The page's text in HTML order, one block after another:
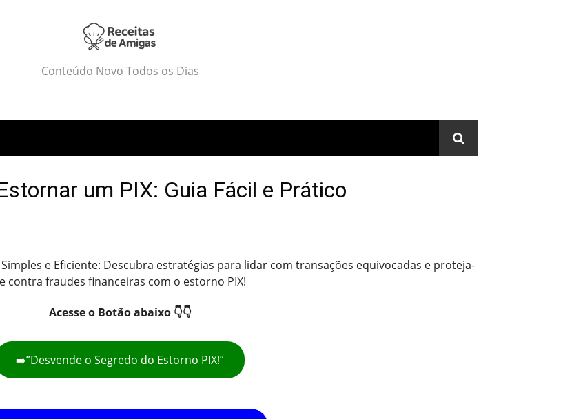
Conteúdo Novo Todos os Dias
um PIX: Guia Fácil e Prático
e Eficiente: Descubra estratégias para lidar com transações equivocadas e proteja-
contra fraudes financeiras com o estorno PIX!
Acesse o Botão abaixo 👇👇
➡️”Desvende o Segredo do Estorno PIX!”